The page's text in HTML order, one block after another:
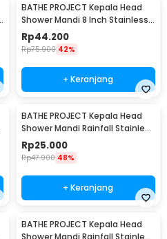
BATHE PROJECT Kepala Head
Shower Mandi 8 Inch Stainless
Steel Bulat - ADQ0098
Rp44.200
Rp75.900 42%
+ Keranjang
BATHE PROJECT Kepala Head
Shower Mandi Rainfall Stainless
Steel Round 6 Inch - Cosmo
200
Rp25.000
Rp47.900 48%
+ Keranjang
BATHE PROJECT Kepala Head
Shower Mandi Rainfall Stainless